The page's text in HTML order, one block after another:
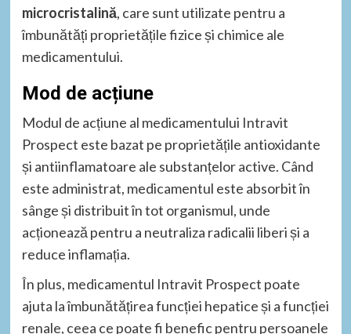
microcristalină, care sunt utilizate pentru a
îmbunătăți proprietățile fizice și chimice ale
medicamentului.
Mod de acțiune
Modul de acțiune al medicamentului Intravit
Prospect este bazat pe proprietățile antioxidante
și antiinflamatoare ale substanțelor active. Când
este administrat, medicamentul este absorbit în
sânge și distribuit în tot organismul, unde
acționează pentru a neutraliza radicalii liberi și a
reduce inflamația.
În plus, medicamentul Intravit Prospect poate
ajuta la îmbunătățirea funcției hepatice și a funcției
renale, ceea ce poate fi benefic pentru persoanele